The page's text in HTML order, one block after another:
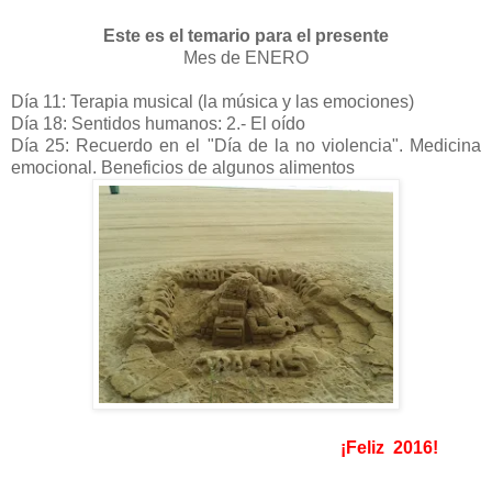
Este es el temario para el presente
Mes de ENERO
Día 11: Terapia musical (la música y las emociones)
Día 18: Sentidos humanos: 2.- El oído
Día 25: Recuerdo en el "Día de la no violencia". Medicina
emocional. Beneficios de algunos alimentos
¡Feliz 2016!